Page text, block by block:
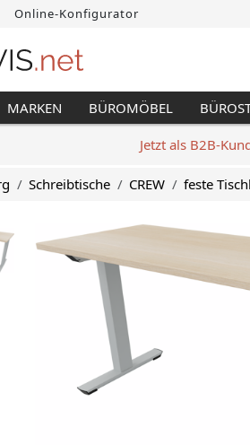
Online-Konfigurator
MARKEN BÜROMÖBEL
Jetzt als B2B-
Schreibtische CREW feste